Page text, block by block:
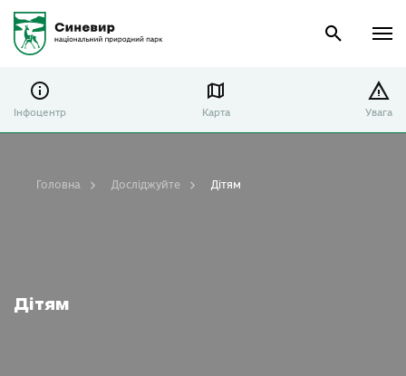
Інфоцентр Карта Увага
Дітям
Головна Досліджуйте Дітям